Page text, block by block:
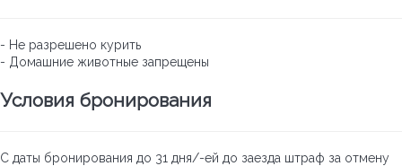
- Не разрешено курить
- Домашние животные запрещены
Условия бронирования
С даты бронирования до 31 дня/-ей до заезда штраф за отмену